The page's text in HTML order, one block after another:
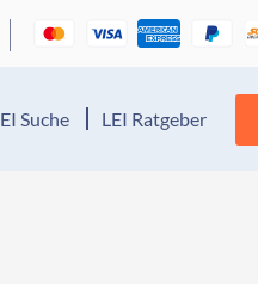
Suche LEI Ratgeber